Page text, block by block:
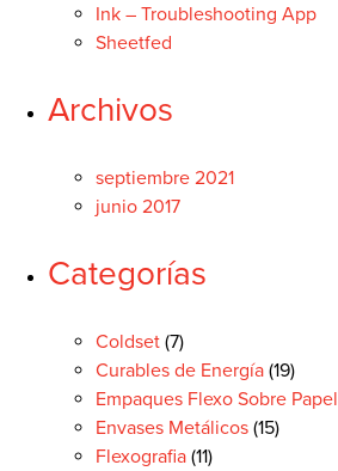
Ink – Troubleshooting App
Sheetfed
Archivos
septiembre 2021
junio 2017
Categorías
Coldset (7)
Curables de Energía (19)
Empaques Flexo Sobre Papel
Envases Metálicos (15)
Flexografia (11)